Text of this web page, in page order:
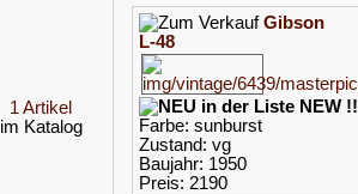
1 Artikel
im Katalog
Gibson
L-48
NEW !!
Farbe: sunburst
Zustand: vg
Baujahr: 1950
Preis: 2190